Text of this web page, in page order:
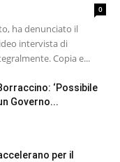
0
ha denunciato il
intervista di
Copia e...
‘Possibile
Governo...
per il